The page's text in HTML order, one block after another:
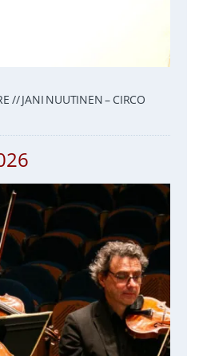
// JANI NUUTINEN – CIRCO